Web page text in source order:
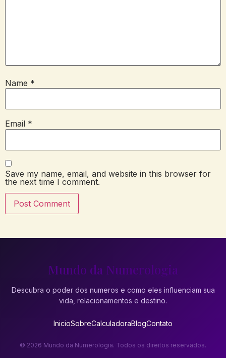
Name *
Email *
Save my name, email, and website in this browser for
the next time I comment.
Mundo da Numerologia
Descubra o poder dos numeros e como eles influenciam sua
vida, relacionamentos e destino.
InicioSobreCalculadoraBlogContato
© 2026 Mundo da Numerologia. Todos os direitos reservados.